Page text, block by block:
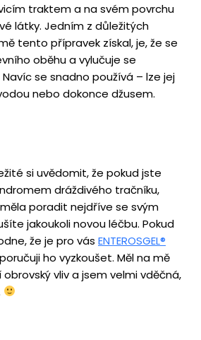
traktem a na svém povrchu
látky. Jedním z důležitých
tento přípravek získal, je, že se
oběhu a vylučuje se
se snadno používá – lze jej
nebo dokonce džusem.
si uvědomit, že pokud jste
dráždivého tračníku,
poradit nejdříve se svým
jakoukoli novou léčbu. Pokud
že je pro vás ENTEROSGEL®
ho vyzkoušet. Měl na mě
vliv a jsem velmi vděčná,